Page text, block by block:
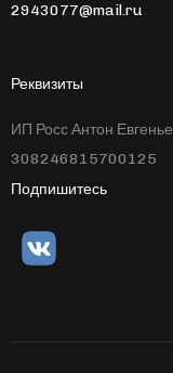
2943077@mail.ru
Реквизиты
ИП Росс Антон
308246815700125
Подпишитесь